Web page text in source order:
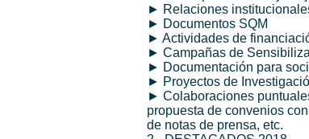
► Relaciones
► Documentos SQM
► Actividades de
► Campañas de
► Documentación para
► Proyectos de
► Colaboraciones
propuesta de convenios
de notas de prensa, etc.